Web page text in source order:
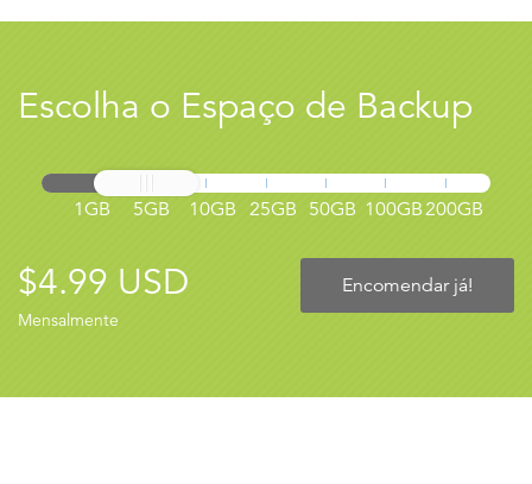
Escolha o Espaço de Backup
1GB 5GB 10GB 25GB 50GB 100GB200GB
$4.99 USD
Mensalmente
Encomendar já!